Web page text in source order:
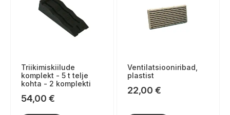
Triikimiskiilude
komplekt - 5 t telje
kohta - 2 komplekti
54,00 €
Ventilatsiooniribad,
plastist
22,00 €